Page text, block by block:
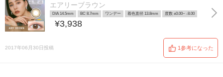
エアリーブラウン
DIA 14.5mm BC 8.7mm ワンデー 着色直径 13.8mm 度数 ±0.00~ -8.00
¥3,938
2017年06月30日投稿 1参考になった